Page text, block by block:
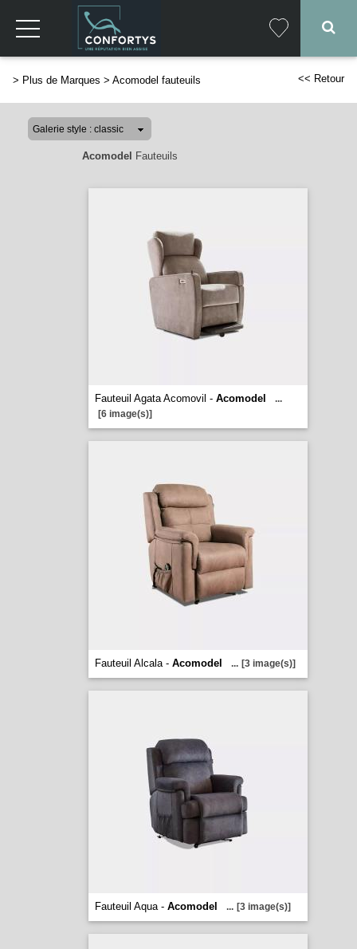
> Plus de Marques > Acomodel fauteuils << Retour
Acomodel Fauteuils
Fauteuil Agata Acomovil - Acomodel
...
[6 image(s)]
Fauteuil Alcala - Acomodel ... [3 image(s)]
Fauteuil Aqua - Acomodel ... [3 image(s)]